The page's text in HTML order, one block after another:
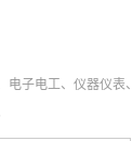
子电工、仪器仪表、